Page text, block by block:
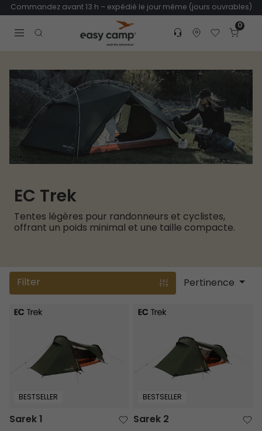
Commandez avant 13 h – expédié le jour même (jours ouvrables)
Open search modal
Customer service
Find dealer
Favorites
Cart
0
EC Trek
Tentes légères pour randonneurs et cyclistes,
offrant un poids minimal et une taille compacte.
Filter Pertinence
Sarek 1
BESTSELLER
Sarek 1
Sarek 2
BESTSELLER
Sarek 2